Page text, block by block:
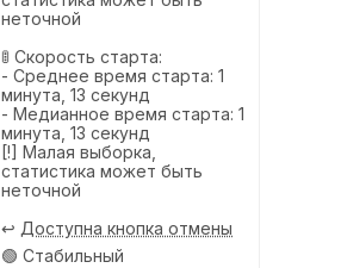
неточной
🚦 Скорость старта:
- Среднее время старта: 1
минута, 13 секунд
- Медианное время старта: 1
минута, 13 секунд
[!] Малая выборка,
статистика может быть
неточной
↩️ Доступна кнопка отмены
🟢 Стабильный